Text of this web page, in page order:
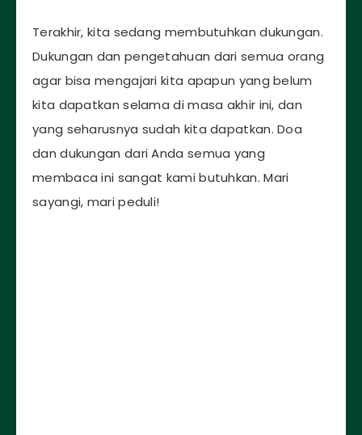
Terakhir, kita sedang membutuhkan dukungan.
Dukungan dan pengetahuan dari semua orang
agar bisa mengajari kita apapun yang belum
kita dapatkan selama di masa akhir ini, dan
yang seharusnya sudah kita dapatkan. Doa
dan dukungan dari Anda semua yang
membaca ini sangat kami butuhkan. Mari
sayangi, mari peduli!